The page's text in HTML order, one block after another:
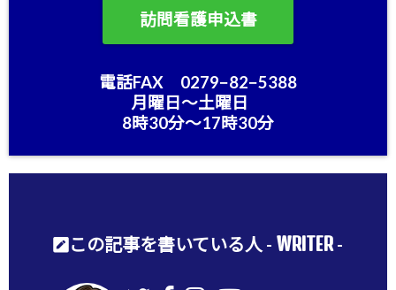
訪問看護申込書
電話FAX 0279−82−5388
月曜日〜土曜日
8時30分〜17時30分
この記事を書いている人 - WRITER-